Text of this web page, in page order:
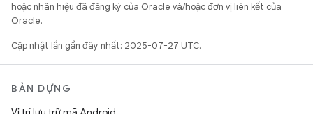
hoặc nhãn hiệu đã đăng ký của Oracle và/hoặc đơn vị liên kết của
Oracle.
Cập nhật lần gần đây nhất: 2025-07-27 UTC.
BẢN DỰNG